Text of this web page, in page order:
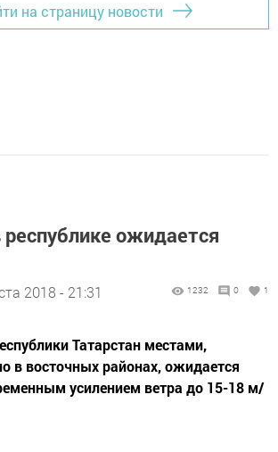
на страницу новости
республике ожидается
2018 - 21:31 1232 0 1
Татарстан местами,
в восточных районах, ожидается
усилением ветра до 15-18 м/